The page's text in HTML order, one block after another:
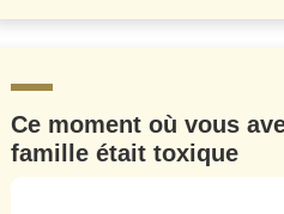
Ce moment où vous
famille était toxique